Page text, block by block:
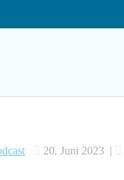
20. Juni 2023 |